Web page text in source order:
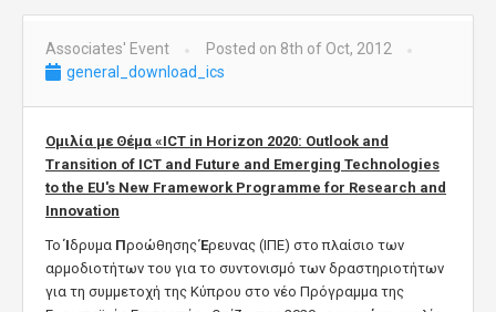
Associates' Event
Posted on 8th of Oct, 2012
general_download_ics
Ομιλία με Θέμα «ICT in Horizon 2020: Outlook and
Transition of ICT and Future and Emerging Technologies
to the EU's New Framework Programme for Research and
Innovation
ΤοΊδρυμα ΠροώθησηςΈρευνας (ΙΠΕ) στο πλαίσιο των
αρμοδιοτήτων του για το συντονισμό των δραστηριοτήτων
για τη συμμετοχή της Κύπρου στο νέο Πρόγραμμα της